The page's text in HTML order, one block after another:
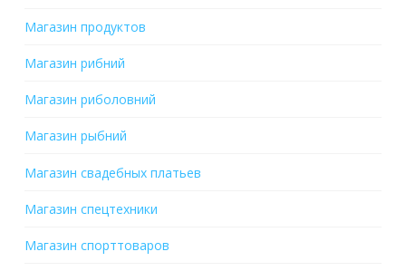
Магазин продуктов
Магазин рибний
Магазин риболовний
Магазин рыбний
Магазин свадебных платьев
Магазин спецтехники
Магазин спорттоваров